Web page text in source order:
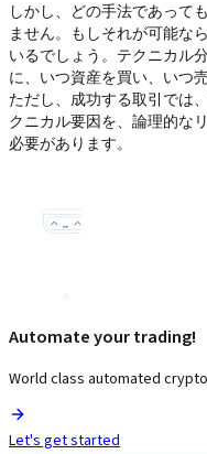
しかし、どの手法であって
ません。もしそれが可能な
いるでしょう。テクニカル
に、いつ資産を買い、いつ
ただし、成功する取引では
クニカル要因を、論理的な
必要があります。
Automate your trading!
World class automated
Let's get started